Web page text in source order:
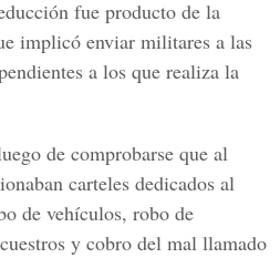
fue producto de la
implicó enviar militares a las
a los que realiza la
de comprobarse que al
carteles dedicados al
de vehículos, robo de
y cobro del mal llamado